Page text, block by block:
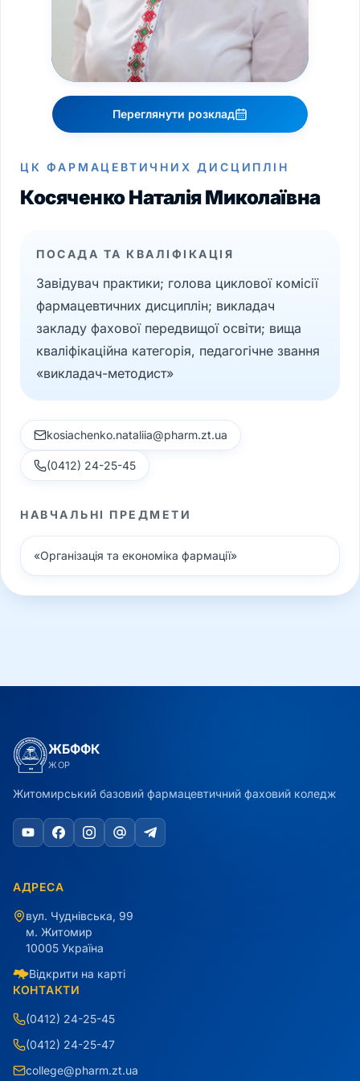
Переглянути розклад
ЦК ФАРМАЦЕВТИЧНИХ ДИСЦИПЛІН
Косяченко Наталія Миколаївна
ПОСАДА ТА КВАЛІФІКАЦІЯ
Завідувач практики; голова циклової комісії
фармацевтичних дисциплін; викладач
закладу фахової передвищої освіти; вища
кваліфікаційна категорія, педагогічне звання
«викладач-методист»
kosiachenko.nataliia@pharm.zt.ua
(0412) 24-25-45
НАВЧАЛЬНІ ПРЕДМЕТИ
«Організація та економіка фармації»
ЖБФФК
ЖОР
Житомирський базовий фармацевтичний фаховий коледж
АДРЕСА
вул. Чуднівська, 99
м. Житомир
10005 Україна
Відкрити на карті
КОНТАКТИ
(0412) 24-25-45
(0412) 24-25-47
college@pharm.zt.ua